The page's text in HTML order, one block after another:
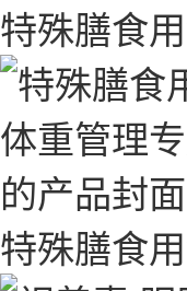
特殊膳食
特殊膳食